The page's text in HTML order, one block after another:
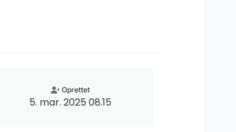
Oprettet
5. mar. 2025 08.15